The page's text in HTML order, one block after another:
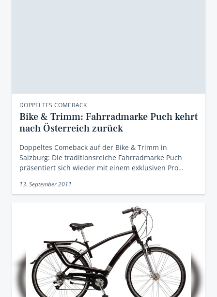
DOPPELTES COMEBACK
Bike & Trimm: Fahrradmarke Puch kehrt
nach Österreich zurück
Doppeltes Comeback auf der Bike & Trimm in
Salzburg: Die traditionsreiche Fahrradmarke Puch
präsentiert sich wieder mit einem exklusiven Pro…
13. September 2011